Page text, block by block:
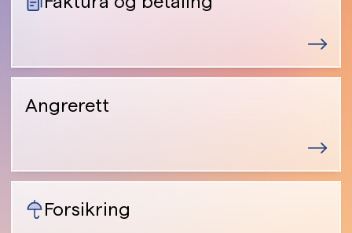
Angrerett
Forsikring